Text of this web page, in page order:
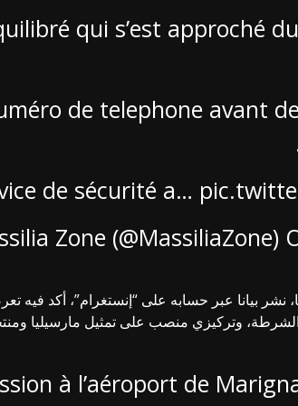
qui s’est approché
de telephone avant
de sécurité a…
المغربي، صاحب الـ29 عاما، نشر بيانا عبر حسابه على
الشرطة، وتركيزي منصب على تمثيل مارسيليا
à l’aéroport de